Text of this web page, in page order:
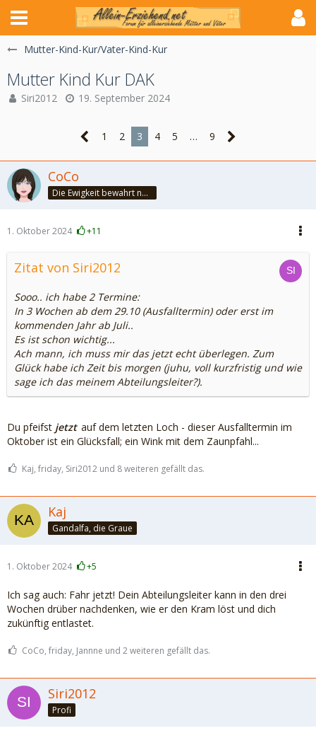
Mutter-Kind-Kur/Vater-Kind-Kur
Mutter Kind Kur DAK
Siri2012 19. September 2024
1 2 3 4 5 … 9
CoCo
Die Ewigkeit bewahrt nur die Liebe, weil sie von gleicher Natur ist. ~Khalil Gibran~
1. Oktober 2024 +11
Zitat von Siri2012
Sooo.. ich habe 2 Termine:
In 3 Wochen ab dem 29.10 (Ausfalltermin) oder erst im
kommenden Jahr ab Juli..
Es ist schon wichtig...
Ach mann, ich muss mir das jetzt echt überlegen. Zum
Glück habe ich Zeit bis morgen (juhu, voll kurzfristig und wie
sage ich das meinem Abteilungsleiter?).
Du pfeifst jetzt auf dem letzten Loch - dieser Ausfalltermin im
Oktober ist ein Glücksfall; ein Wink mit dem Zaunpfahl...
Kaj, friday, Siri2012 und 8 weiteren gefällt das.
Kaj
Gandalfa, die Graue
1. Oktober 2024 +5
Ich sag auch: Fahr jetzt! Dein Abteilungsleiter kann in den drei
Wochen drüber nachdenken, wie er den Kram löst und dich
zukünftig entlastet.
CoCo, friday, Jannne und 2 weiteren gefällt das.
Siri2012
Profi